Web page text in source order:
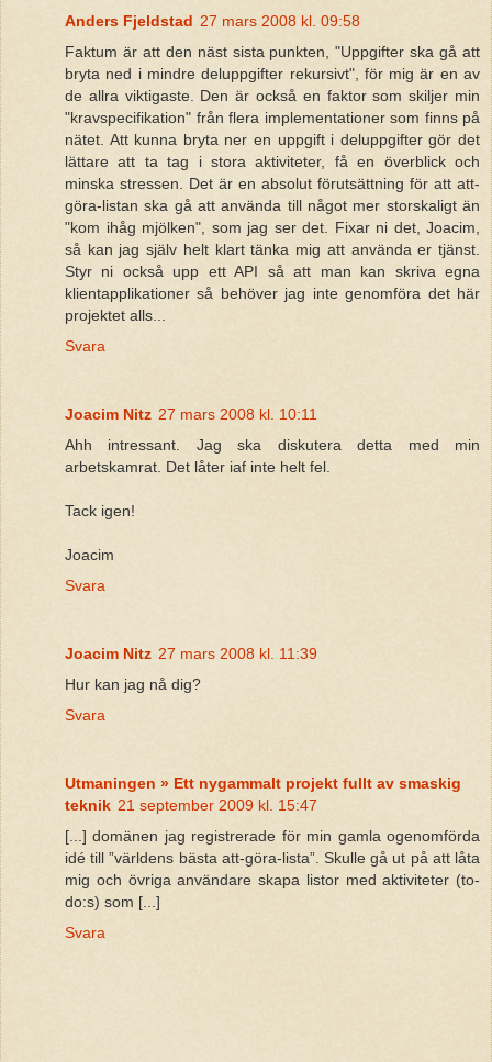
Anders Fjeldstad 27 mars 2008 kl. 09:58
Faktum är att den näst sista punkten, "Uppgifter ska gå att
bryta ned i mindre deluppgifter rekursivt", för mig är en av
de allra viktigaste. Den är också en faktor som skiljer min
"kravspecifikation" från flera implementationer som finns på
nätet. Att kunna bryta ner en uppgift i deluppgifter gör det
lättare att ta tag i stora aktiviteter, få en överblick och
minska stressen. Det är en absolut förutsättning för att att-
göra-listan ska gå att använda till något mer storskaligt än
"kom ihåg mjölken", som jag ser det. Fixar ni det, Joacim,
så kan jag själv helt klart tänka mig att använda er tjänst.
Styr ni också upp ett API så att man kan skriva egna
klientapplikationer så behöver jag inte genomföra det här
projektet alls...
Svara
Joacim Nitz 27 mars 2008 kl. 10:11
Ahh intressant. Jag ska diskutera detta med min
arbetskamrat. Det låter iaf inte helt fel.
Tack igen!
Joacim
Svara
Joacim Nitz 27 mars 2008 kl. 11:39
Hur kan jag nå dig?
Svara
Utmaningen » Ett nygammalt projekt fullt av smaskig
teknik 21 september 2009 kl. 15:47
[...] domänen jag registrerade för min gamla ogenomförda
idé till ”världens bästa att-göra-lista”. Skulle gå ut på att låta
mig och övriga användare skapa listor med aktiviteter (to-
do:s) som [...]
Svara